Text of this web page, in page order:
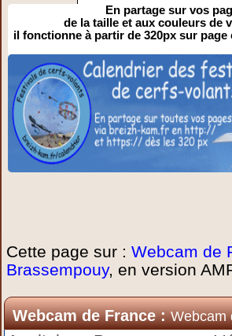
En partage sur vos
de la taille et aux couleurs de
il fonctionne à partir de 320px sur
Cette page sur :Webcam de
Brassempouy, en version
Webcam de France :Webcam